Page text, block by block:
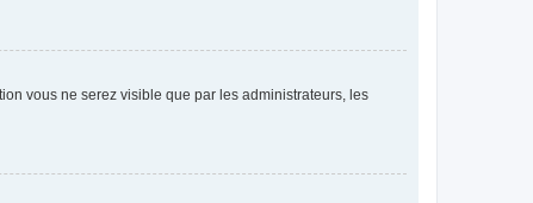
vous ne serez visible que par les administrateurs, les